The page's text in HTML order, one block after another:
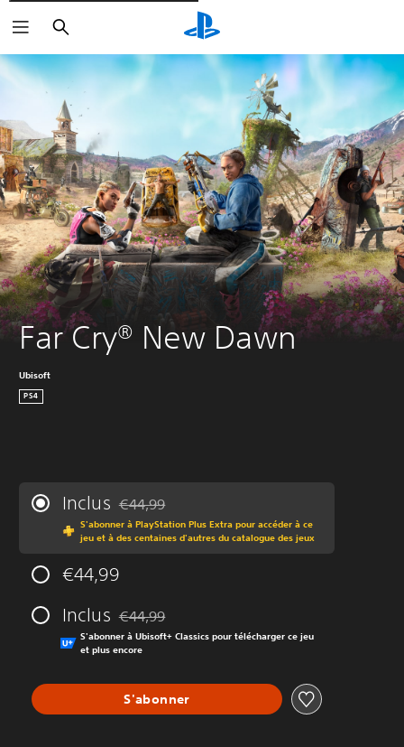
Rechercher
Far Cry® New Dawn
Ubisoft
PS4
Inclus Remise par rapport au prix d'origine de €44,99
€44,99
S'abonner à PlayStation Plus Extra pour accéder à ce
jeu et à des centaines d'autres du catalogue des jeux
€44,99
Inclus Remise par rapport au prix d'origine de €44,99
€44,99
S'abonner à Ubisoft+ Classics pour télécharger ce jeu
et plus encore
S'abonner